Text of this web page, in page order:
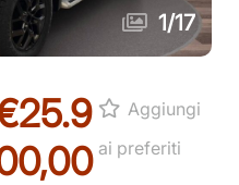
1/17
Aggiungi
ai preferiti